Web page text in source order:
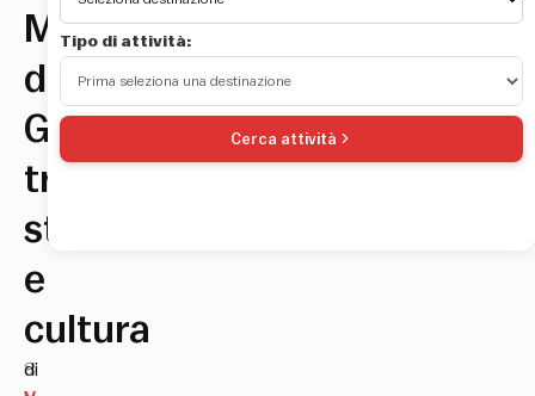
Museo
del
Genio
tra
storia
e
cultura
8
di
Tipo di attività:
Cerca attività